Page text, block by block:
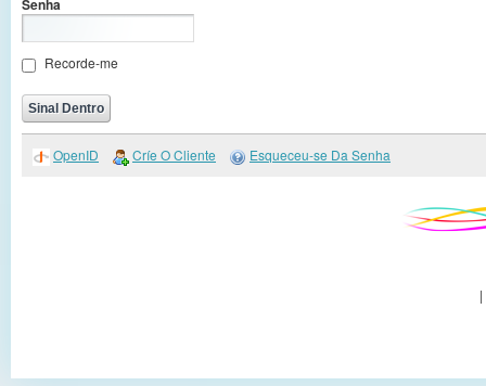
Senha
Recorde-me
OpenID Críe O Cliente Esqueceu-se Da Senha
|